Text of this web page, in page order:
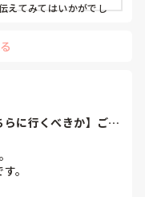
えてみてはいかがでし
らに行くべきか】ご助
。
保健師でした。